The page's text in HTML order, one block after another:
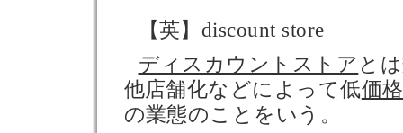
【英】discount store
ディスカウントストア と
他店舗化などによって低価格
の業態のことをいう。